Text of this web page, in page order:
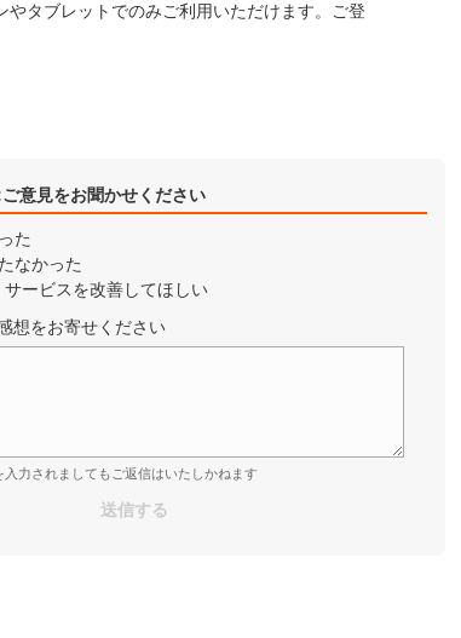
タブレットでのみご利用いただけます。ご登
意見をお聞かせください
た
なかった
ービスを改善してほしい
想をお寄せください
入力されましてもご返信はいたしかねます